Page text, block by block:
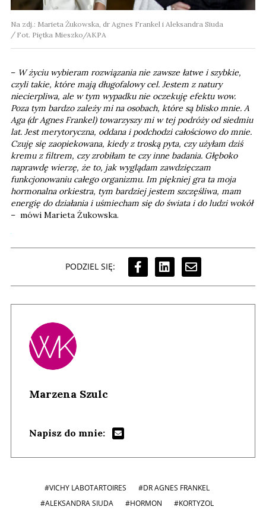
Na zdj.: Marieta Żukowska, dr Agnes Frankel i Aleksandra Siuda
Fot. Piętka Mieszko/AKPA
– W życiu wybieram rozwiązania nie zawsze łatwe i szybkie,
czyli takie, które mają długofalowy cel. Jestem z natury
niecierpliwa, ale w tym wypadku nie oczekuję efektu wow.
Poza tym bardzo zależy mi na osobach, które są blisko mnie. A
Aga (dr Agnes Frankel) towarzyszy mi w tej podróży od siedmiu
lat. Jest merytoryczna, oddana i podchodzi całościowo do mnie.
Czuję się zaopiekowana, kiedy z troską pyta, czy użyłam dziś
kremu z filtrem, czy zrobiłam te czy inne badania. Głęboko
naprawdę wierzę, że to, jak wyglądam zawdzięczam
funkcjonowaniu całego organizmu. Im piękniej gra ta moja
hormonalna orkiestra, tym bardziej jestem szczęśliwa, mam
energię do działania i uśmiecham się do świata i do ludzi wokół
– mówi Marieta Żukowska.
PODZIEL SIĘ:
Marzena Szulc
Napisz do mnie:
#VICHY LABOTARTOIRES
#DR AGNES FRANKEL
#ALEKSANDRA SIUDA
#HORMON #KORTYZOL